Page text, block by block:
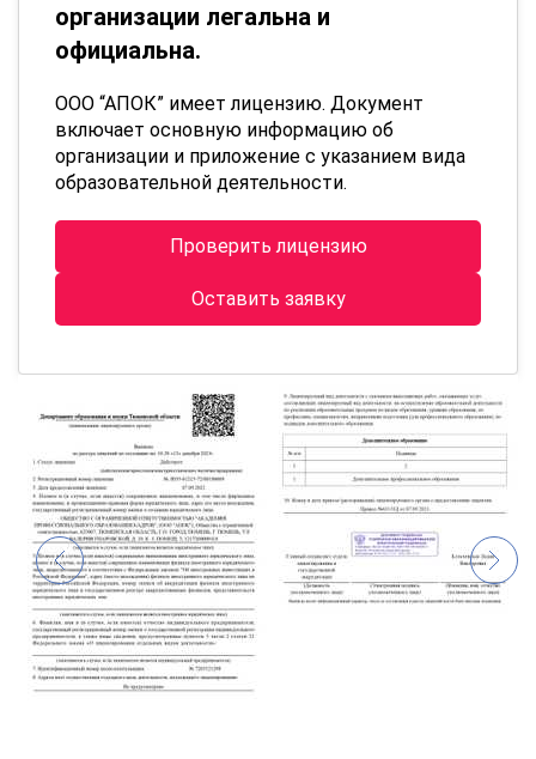
организации легальна и
официальна.
ООО “АПОК” имеет лицензию. Документ
включает основную информацию об
организации и приложение с указанием вида
образовательной деятельности.
Проверить лицензию
Оставить заявку